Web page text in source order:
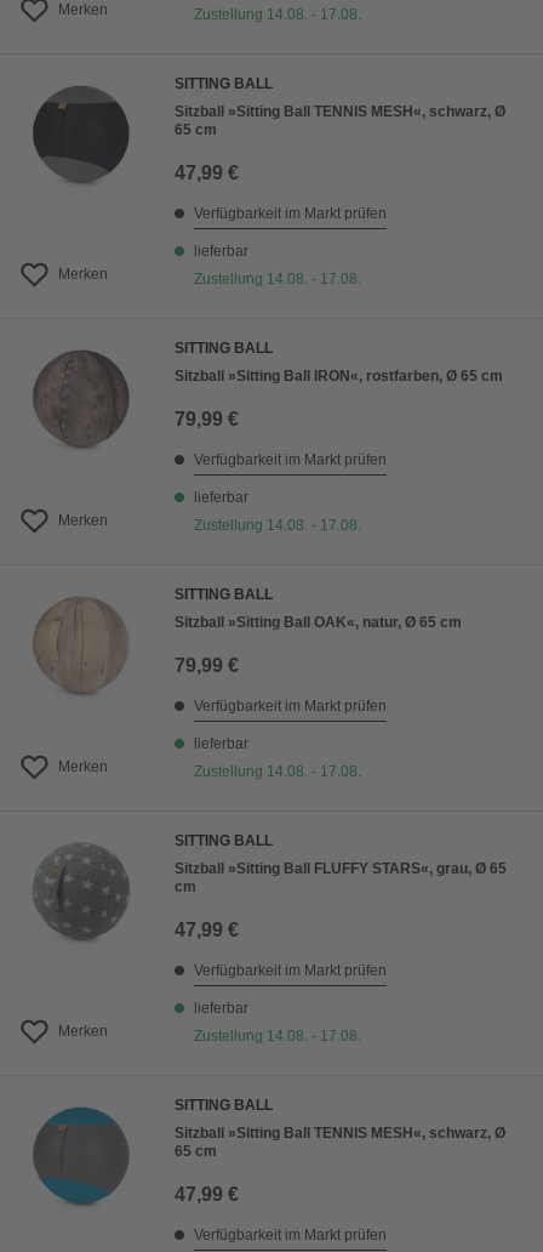
Merken Zustellung 14.08. - 17.08.
Merken
SITTING BALL
Sitzball »Sitting Ball TENNIS MESH«, schwarz, Ø
65 cm
47,99 €
Verfügbarkeit im Markt prüfen
lieferbar
Zustellung 14.08. - 17.08.
Merken
SITTING BALL
Sitzball »Sitting Ball IRON«, rostfarben, Ø 65 cm
79,99 €
Verfügbarkeit im Markt prüfen
lieferbar
Zustellung 14.08. - 17.08.
Merken
SITTING BALL
Sitzball »Sitting Ball OAK«, natur, Ø 65 cm
79,99 €
Verfügbarkeit im Markt prüfen
lieferbar
Zustellung 14.08. - 17.08.
Merken
SITTING BALL
Sitzball »Sitting Ball FLUFFY STARS«, grau, Ø 65
cm
47,99 €
Verfügbarkeit im Markt prüfen
lieferbar
Zustellung 14.08. - 17.08.
SITTING BALL
Sitzball »Sitting Ball TENNIS MESH«, schwarz, Ø
65 cm
47,99 €
Verfügbarkeit im Markt prüfen